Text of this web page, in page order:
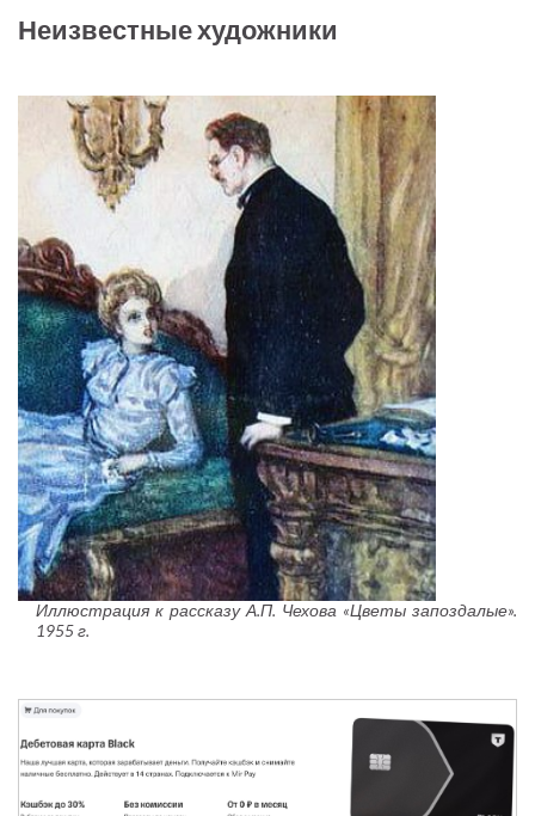
Неизвестные художники
Иллюстрация к рассказу А.П. Чехова «Цветы запоздалые».
1955 г.